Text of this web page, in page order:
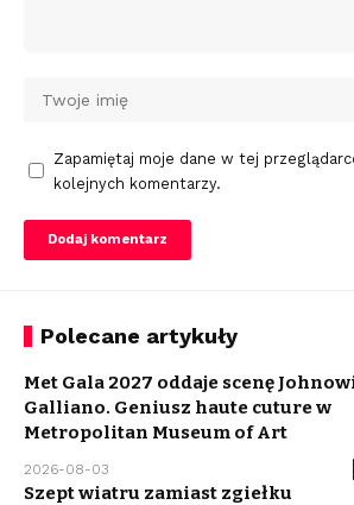
Zapamiętaj moje dane w tej
kolejnych komentarzy.
Polecane artykuły
Met Gala 2027 oddaje scenę
Galliano. Geniusz haute cuture w
Metropolitan Museum of Art
2026-08-03
Szept wiatru zamiast zgiełku